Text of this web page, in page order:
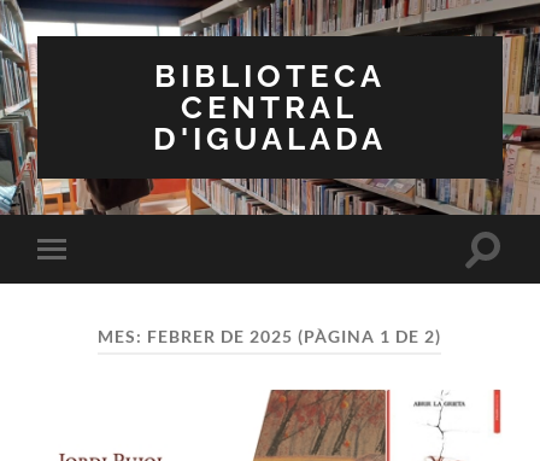
BIBLIOTECA
CENTRAL
D'IGUALADA
Toggle
mobile
Toggle
MES: FEBRER DE 2025 (PÀGINA 1 DE 2)